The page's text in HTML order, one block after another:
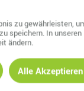
Instagram
zu gewährleisten,
speichern. In unseren
ändern.
Alle